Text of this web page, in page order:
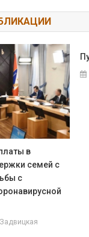
в
семей с
с